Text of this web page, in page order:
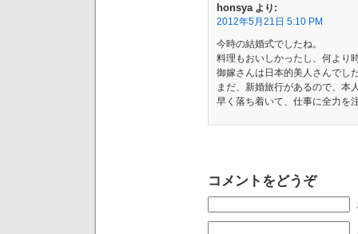
honsya より:
2012年5月21日 5:10 PM
今時の結婚式でしたね。
料理もおいしかったし、何より
御嫁さんは日本的美人さんでし
まだ、新婚旅行があるので、本
早く落ち着いて、仕事に全力を
コメントをどうぞ